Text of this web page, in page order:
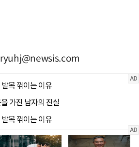
ryuhj@newsis.com